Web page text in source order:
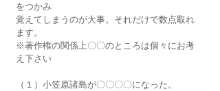
をつかみ
覚えてしまうのが大事。それだけで数点取れ
ます。
※著作権の関係上〇〇のところは個々にお考
え下さい
（１）小笠原諸島が〇〇〇〇になった。